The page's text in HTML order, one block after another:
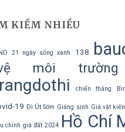
KIẾM NHIỀU
21 ngày sống xanh 138
môi trường
chiến thắng
19 Dì Út Sớm Giáng sinh Giá vật
chỉnh giá đất 2024 Hồ Chí